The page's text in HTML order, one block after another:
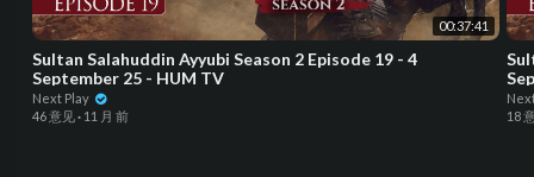
00:37:41
Sultan Salahuddin Ayyubi Season 2 Episode 19 - 4
September 25 - HUM TV
Next Play
46 意见· 11 月 前
18